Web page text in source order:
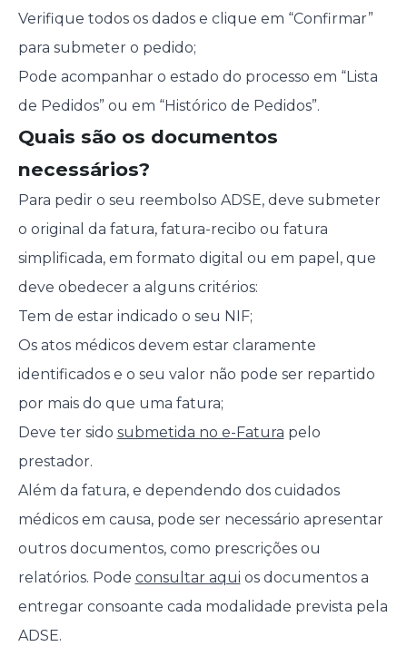
Verifique todos os dados e clique em “Confirmar”
para submeter o pedido;
Pode acompanhar o estado do processo em “Lista
de Pedidos” ou em “Histórico de Pedidos”.
Quais são os documentos
necessários?
Para pedir o seu reembolso ADSE, deve submeter
o original da fatura, fatura-recibo ou fatura
simplificada, em formato digital ou em papel, que
deve obedecer a alguns critérios:
Tem de estar indicado o seu NIF;
Os atos médicos devem estar claramente
identificados e o seu valor não pode ser repartido
por mais do que uma fatura;
Deve ter sido submetida no e-Fatura pelo
prestador.
Além da fatura, e dependendo dos cuidados
médicos em causa, pode ser necessário apresentar
outros documentos, como prescrições ou
relatórios. Pode consultar aqui os documentos a
entregar consoante cada modalidade prevista pela
ADSE.